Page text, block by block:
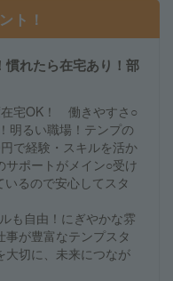
ト！
慣れたら在宅あり！部
在宅OK！ 働きやすさ○
明るい職場！テンプの
で経験・スキルを活か
ポートがメイン○受け
るので安心してスタ
も自由！にぎやかな雰
が豊富なテンプスタ
大切に、未来につなが